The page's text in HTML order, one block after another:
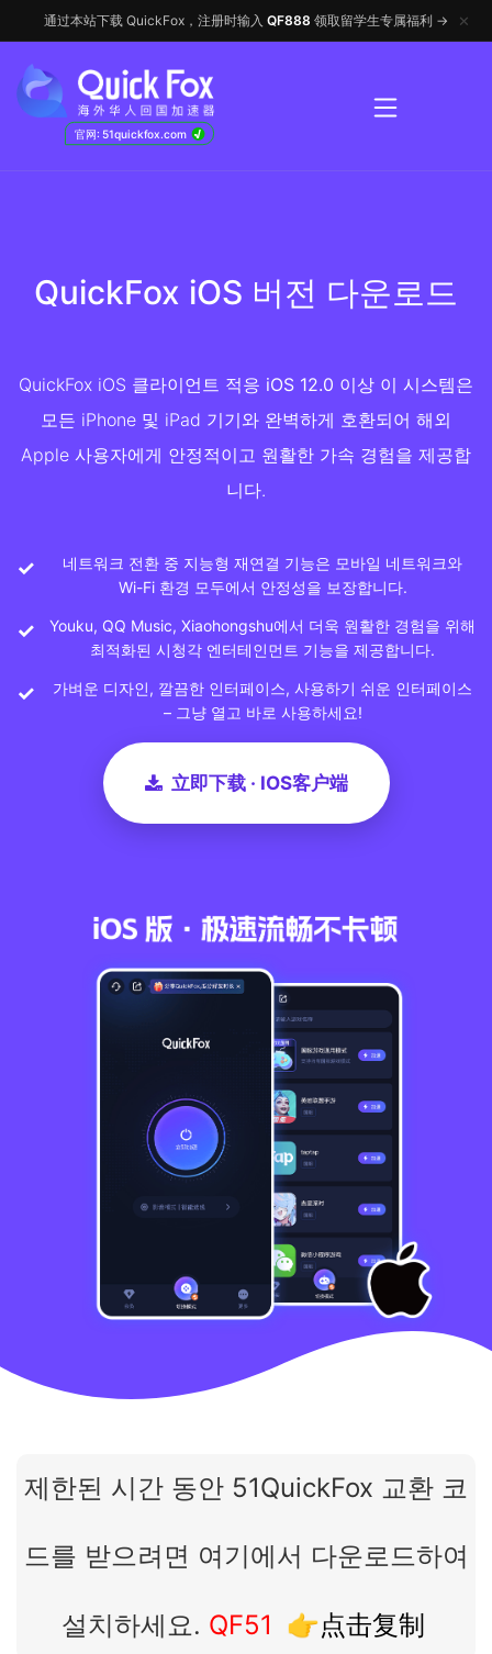
通过本站下载 QuickFox，注册时输入 QF888 领取留学生专属福利 → ✕
官网: 51quickfox.com √
QuickFox iOS 버전 다운로드
QuickFox iOS 클라이언트 적응 iOS 12.0 이상 이 시스템은
모든 iPhone 및 iPad 기기와 완벽하게 호환되어 해외
Apple 사용자에게 안정적이고 원활한 가속 경험을 제공합
니다.
네트워크 전환 중 지능형 재연결 기능은 모바일 네트워크와
Wi-Fi 환경 모두에서 안정성을 보장합니다.
Youku, QQ Music, Xiaohongshu에서 더욱 원활한 경험을 위해
최적화된 시청각 엔터테인먼트 기능을 제공합니다.
가벼운 디자인, 깔끔한 인터페이스, 사용하기 쉬운 인터페이스
– 그냥 열고 바로 사용하세요!
立即下载 · IOS客户端
제한된 시간 동안 51QuickFox 교환 코
드를 받으려면 여기에서 다운로드하여
설치하세요. QF51 👉点击复制